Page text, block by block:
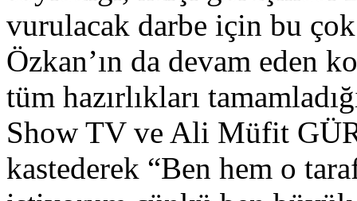
vurulacak darbe için bu
Özkan’ın da devam eden
tüm hazırlıkları
Show TV ve Ali Müfit
kastederek “Ben hem o